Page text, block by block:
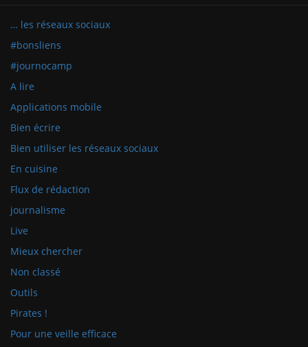
… les réseaux sociaux
#bonsliens
#journocamp
A lire
Applications mobile
Bien écrire
Bien utiliser les réseaux sociaux
En cuisine
Flux de rédaction
journalisme
Live
Mieux chercher
Non classé
Outils
Pirates !
Pour une veille efficace